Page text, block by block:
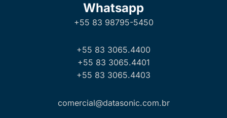
Whatsapp
+55 83 98795-5450
+55 83 3065.4400
+55 83 3065.4401
+55 83 3065.4403
comercial@datasonic.com.br